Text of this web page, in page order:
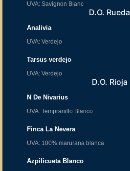
UVA: Savignon Blanc
D.O. Rueda
Analivia
UVA: Verdejo
Tarsus verdejo
UVA: Verdejo
D.O. Rioja
N De Nivarius
UVA: Tempranillo Blanco
Finca La Nevera
UVA: 100% marurana blanca
Azpilicueta Blanco